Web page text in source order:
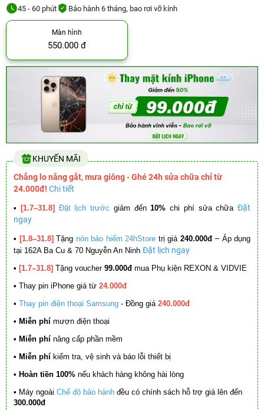
45 - 60 phút Bảo hành 6 tháng, bao rơi vỡ kính
Màn hình
550.000 đ
KHUYẾN MÃI
Chẳng lo nắng gắt, mưa giông - Ghé 24h sửa chữa chỉ từ
24.000đ! Chi tiết
• [1.7–31.8] Đặt lịch trước giảm đến10% chi phí sửa chữa Đặt
ngay
• [1.8–31.8] Tặng nón bảo hiểm 24hStore trị giá 240.000đ – Áp dụng
tại 162A Ba Cu & 70 Nguyễn An Ninh Đặt lịch ngay
• [1.7–31.8] Tặng voucher 99.000đ mua Phụ kiện REXON & VIDVIE
• Thay pin iPhone giá từ 24.000đ
• Thay pin điện thoại Samsung - Đồng giá 240.000đ
• Miễn phí mượn điện thoại
• Miễn phí nâng cấp phần mềm
• Miễn phí kiểm tra, vệ sinh và báo lỗi thiết bị
• Hoàn tiền 100% nếu khách hàng không hài lòng
• Máy ngoài Chế độ bảo hành đều có chính sách hỗ trợ giá lên đến
300.000đ